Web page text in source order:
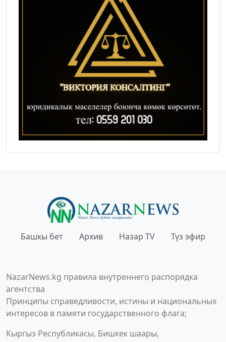
Башкы бет Архив Назар TV Түз эфир
NazarNews.kg правила внутреннего распорядка
агентства
Принципы справедливости, истины и национальных
интересов в памяти государственного флага;
Кыргыз Республикасы, Бишкек шаары,